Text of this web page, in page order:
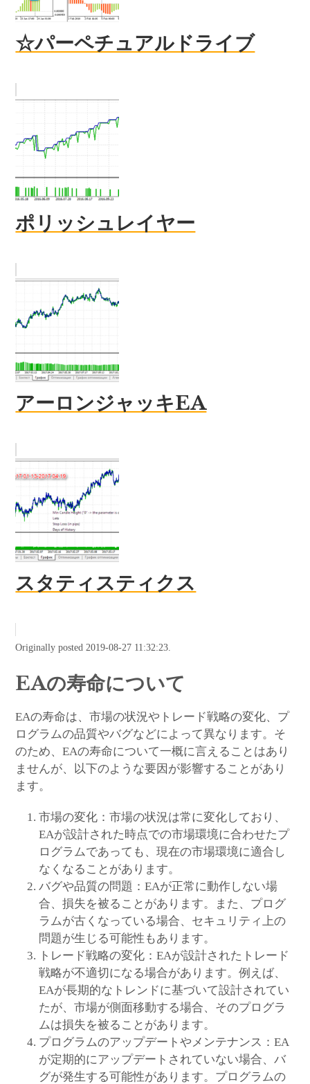
☆パーペチュアルドライブ
ポリッシュレイヤー
アーロンジャッキEA
スタティスティクス
Originally posted 2019-08-27 11:32:23.
EAの寿命について
EAの寿命は、市場の状況やトレード戦略の変化、プ
ログラムの品質やバグなどによって異なります。そ
のため、EAの寿命について一概に言えることはあり
ませんが、以下のような要因が影響することがあり
ます。
市場の変化：市場の状況は常に変化しており、
EAが設計された時点での市場環境に合わせたプ
ログラムであっても、現在の市場環境に適合し
なくなることがあります。
バグや品質の問題：EAが正常に動作しない場
合、損失を被ることがあります。また、プログ
ラムが古くなっている場合、セキュリティ上の
問題が生じる可能性もあります。
トレード戦略の変化：EAが設計されたトレード
戦略が不適切になる場合があります。例えば、
EAが長期的なトレンドに基づいて設計されてい
たが、市場が側面移動する場合、そのプログラ
ムは損失を被ることがあります。
プログラムのアップデートやメンテナンス：EA
が定期的にアップデートされていない場合、バ
グが発生する可能性があります。プログラムの